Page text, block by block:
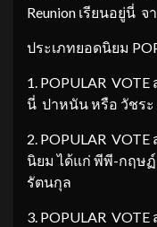
Reunion เรียนอยู่นี่
ประเภทยอดนิยม
1. POPULAR
นี่ ปาหนัน หรือ วัชร
2. POPULAR
นิยม ได้แก่ พีพี-กฤษ
รัตนกุล
3. POPULAR